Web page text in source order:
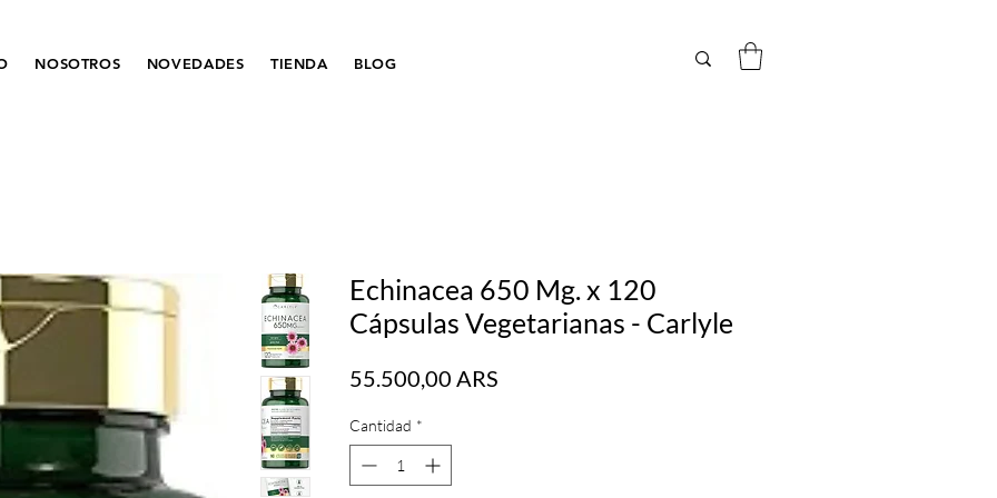
NOSOTROS NOVEDADES TIENDA BLOG
Echinacea 650 Mg. x 120
Cápsulas Vegetarianas - Carlyle
55.500,00 ARS
Cantidad *